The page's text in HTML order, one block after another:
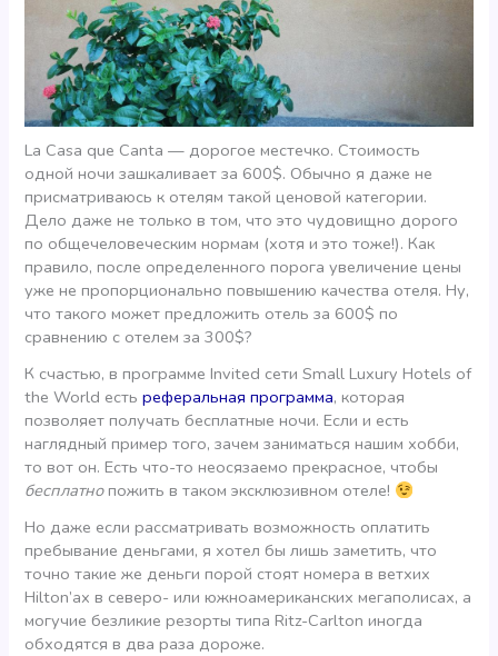
La Casa que Canta — дорогое местечко. Стоимость
одной ночи зашкаливает за 600$. Обычно я даже не
присматриваюсь к отелям такой ценовой категории.
Дело даже не только в том, что это чудовищно дорого
по общечеловеческим нормам (хотя и это тоже!). Как
правило, после определенного порога увеличение цены
уже не пропорционально повышению качества отеля. Ну,
что такого может предложить отель за 600$ по
сравнению с отелем за 300$?
К счастью, в программе Invited сети Small Luxury Hotels of
the World естьреферальная программа, которая
позволяет получать бесплатные ночи. Если и есть
наглядный пример того, зачем заниматься нашим хобби,
то вот он. Есть что-то неосязаемо прекрасное, чтобы
бесплатнопожить в таком эксклюзивном отеле!
Но даже если рассматривать возможность оплатить
пребывание деньгами, я хотел бы лишь заметить, что
точно такие же деньги порой стоят номера в ветхих
Hilton’ах в северо- или южноамериканских мегаполисах, а
могучие безликие резорты типа Ritz-Carlton иногда
обходятся в два раза дороже.